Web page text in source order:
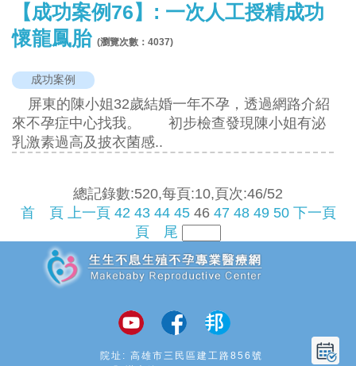
【成功案例76】: 一次人工授精成功
懷龍鳳胎 (瀏覽次數：4037)
成功案例
屏東的陳小姐32歲結婚一年不孕，透過網路介紹
來不孕症中心找我。 初步檢查發現陳小姐有泌
乳激素過高及披衣菌感..
總記錄數:520,每頁:10,頁次:46/52
首 頁
上一頁 42 43 44 45 46 47 48 49 50 下一頁
頁 尾
院址: 高雄市三民區建工路856號